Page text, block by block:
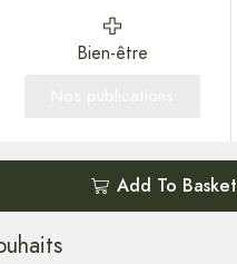
Bien-être
Add To Basket